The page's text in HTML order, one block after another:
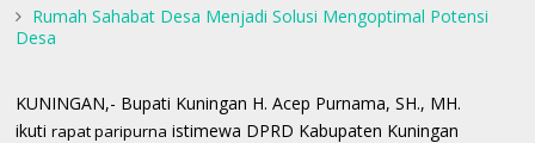
Rumah Sahabat Desa Menjadi Solusi Mengoptimal Potensi
Desa
KUNINGAN,- Bupati Kuningan H. Acep Purnama, SH., MH.
ikuti rapat paripurna istimewa DPRD Kabupaten Kuningan